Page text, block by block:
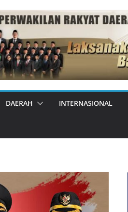
DAERAH INTERNASIONAL